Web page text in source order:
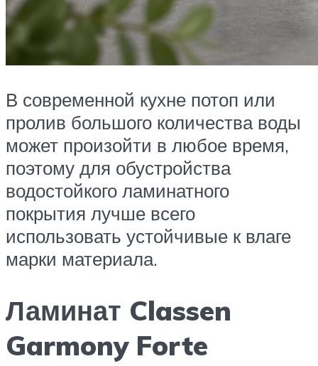
В современной кухне потоп или
пролив большого количества воды
может произойти в любое время,
поэтому для обустройства
водостойкого ламинатного
покрытия лучше всего
использовать устойчивые к влаге
марки материала.
Ламинат Classen
Garmony Forte